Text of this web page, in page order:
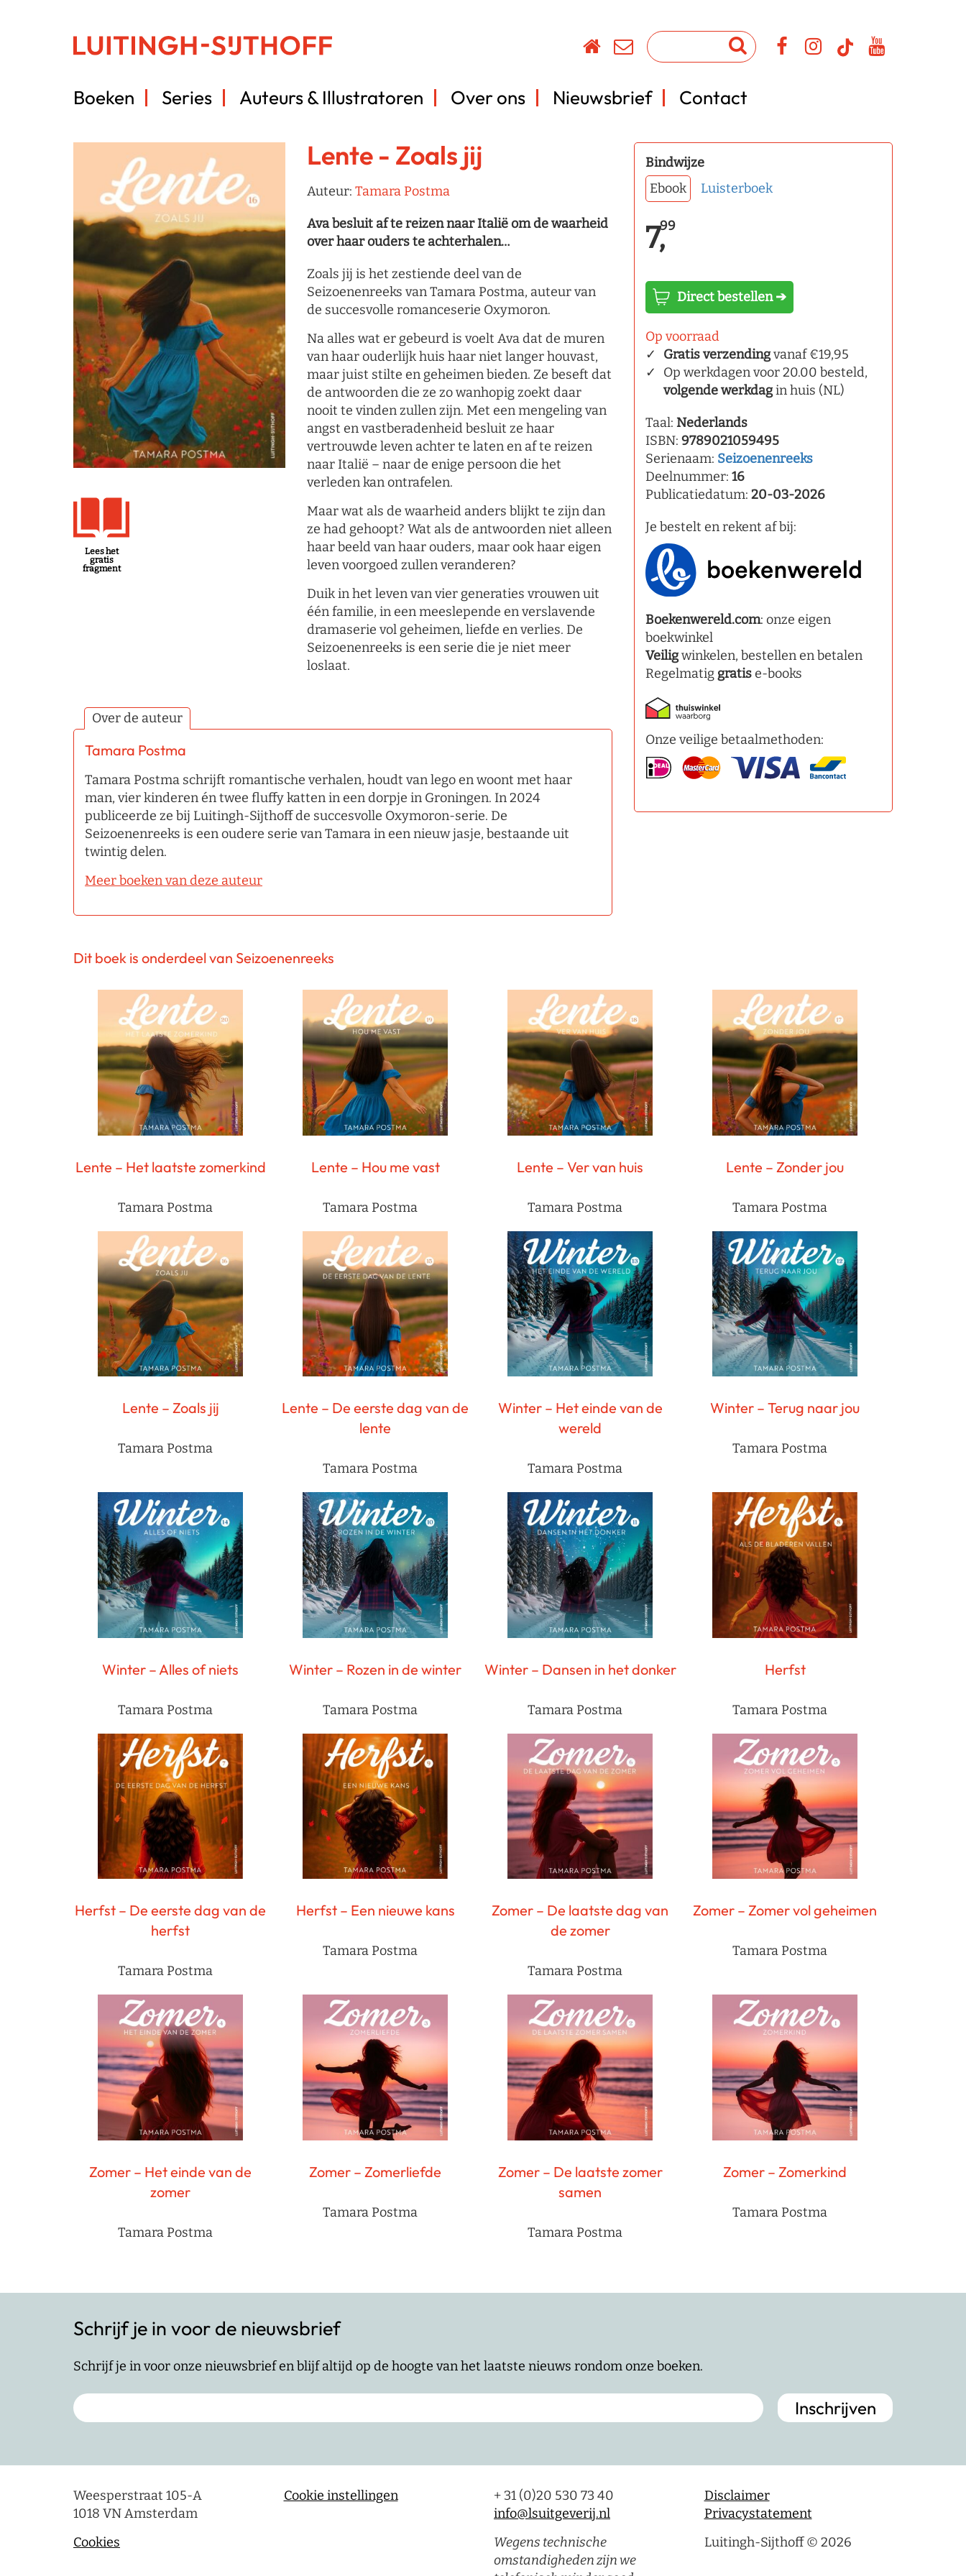
Boeken Series Auteurs & Illustratoren Over ons Nieuwsbrief Contact
Lees het
gratis
fragment
Lente - Zoals jij
Auteur: Tamara Postma
Ava besluit af te reizen naar Italië om de waarheid
over haar ouders te achterhalen…
Zoals jij is het zestiende deel van de
Seizoenenreeks van Tamara Postma, auteur van
de succesvolle romanceserie Oxymoron.
Na alles wat er gebeurd is voelt Ava dat de muren
van haar ouderlijk huis haar niet langer houvast,
maar juist stilte en geheimen bieden. Ze beseft dat
de antwoorden die ze zo wanhopig zoekt daar
nooit te vinden zullen zijn. Met een mengeling van
angst en vastberadenheid besluit ze haar
vertrouwde leven achter te laten en af te reizen
naar Italië – naar de enige persoon die het
verleden kan ontrafelen.
Maar wat als de waarheid anders blijkt te zijn dan
ze had gehoopt? Wat als de antwoorden niet alleen
haar beeld van haar ouders, maar ook haar eigen
leven voorgoed zullen veranderen?
Duik in het leven van vier generaties vrouwen uit
één familie, in een meeslepende en verslavende
dramaserie vol geheimen, liefde en verlies. De
Seizoenenreeks is een serie die je niet meer
loslaat.
Over de auteur
Tamara Postma
Tamara Postma schrijft romantische verhalen, houdt van lego en woont met haar
man, vier kinderen én twee fluffy katten in een dorpje in Groningen. In 2024
publiceerde ze bij Luitingh-Sijthoff de succesvolle Oxymoron-serie. De
Seizoenenreeks is een oudere serie van Tamara in een nieuw jasje, bestaande uit
twintig delen.
Meer boeken van deze auteur
Bindwijze
Ebook
Luisterboek
7,99
Direct bestellen ➔
Op voorraad
Gratis verzendingvanaf €19,95
Op werkdagen voor 20.00 besteld,
volgende werkdagin huis (NL)
Taal: Nederlands
ISBN: 9789021059495
Serienaam: Seizoenenreeks
Deelnummer: 16
Publicatiedatum: 20-03-2026
Je bestelt en rekent af bij:
Boekenwereld.com: onze eigen
boekwinkel
Veiligwinkelen, bestellen en betalen
Regelmatig gratise-books
Onze veilige betaalmethoden:
Dit boek is onderdeel van Seizoenenreeks
Lente – Het laatste zomerkind
Tamara Postma
Lente – Hou me vast
Tamara Postma
Lente – Ver van huis
Tamara Postma
Lente – Zonder jou
Tamara Postma
Lente – Zoals jij
Tamara Postma
Lente – De eerste dag van de
lente
Tamara Postma
Winter – Het einde van de
wereld
Tamara Postma
Winter – Terug naar jou
Tamara Postma
Winter – Alles of niets
Tamara Postma
Winter – Rozen in de winter
Tamara Postma
Winter – Dansen in het donker
Tamara Postma
Herfst
Tamara Postma
Herfst – De eerste dag van de
herfst
Tamara Postma
Herfst – Een nieuwe kans
Tamara Postma
Zomer – De laatste dag van
de zomer
Tamara Postma
Zomer – Zomer vol geheimen
Tamara Postma
Zomer – Het einde van de
zomer
Tamara Postma
Zomer – Zomerliefde
Tamara Postma
Zomer – De laatste zomer
samen
Tamara Postma
Zomer – Zomerkind
Tamara Postma
Schrijf je in voor de nieuwsbrief
Schrijf je in voor onze nieuwsbrief en blijf altijd op de hoogte van het laatste nieuws rondom onze boeken.
Weesperstraat 105-A
1018 VN Amsterdam
Cookies
Cookie instellingen
+ 31 (0)20 530 73 40
info@lsuitgeverij.nl
Wegens technische
omstandigheden zijn we
Disclaimer
Privacystatement
Luitingh-Sijthoff © 2026